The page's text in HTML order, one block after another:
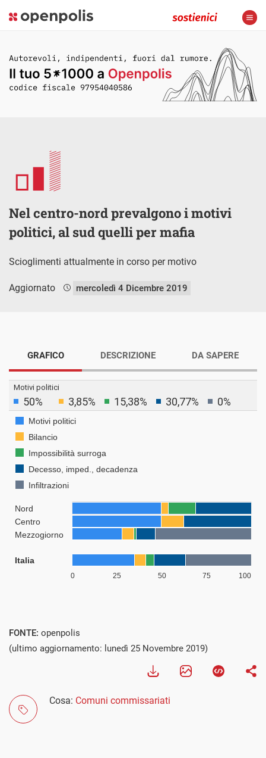
Nel centro-nord prevalgono i motivi
politici, al sud quelli per mafia
Scioglimenti attualmente in corso per motivo
Aggiornato mercoledì 4 Dicembre 2019
GRAFICO DESCRIZIONE DA SAPERE
FONTE: openpolis
(ultimo aggiornamento: lunedì 25 Novembre 2019)
Cosa: Comuni commissariati